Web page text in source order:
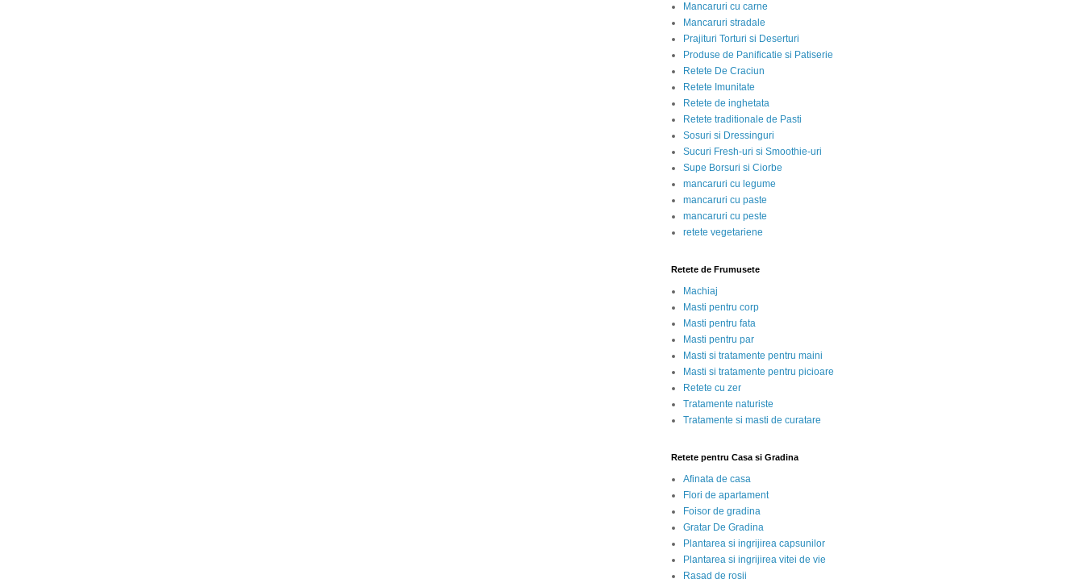
Mancaruri cu carne
Mancaruri stradale
Prajituri Torturi si Deserturi
Produse de Panificatie si Patiserie
Retete De Craciun
Retete Imunitate
Retete de inghetata
Retete traditionale de Pasti
Sosuri si Dressinguri
Sucuri Fresh-uri si Smoothie-uri
Supe Borsuri si Ciorbe
mancaruri cu legume
mancaruri cu paste
mancaruri cu peste
retete vegetariene
Retete de Frumusete
Machiaj
Masti pentru corp
Masti pentru fata
Masti pentru par
Masti si tratamente pentru maini
Masti si tratamente pentru picioare
Retete cu zer
Tratamente naturiste
Tratamente si masti de curatare
Retete pentru Casa si Gradina
Afinata de casa
Flori de apartament
Foisor de gradina
Gratar De Gradina
Plantarea si ingrijirea capsunilor
Plantarea si ingrijirea vitei de vie
Rasad de rosii